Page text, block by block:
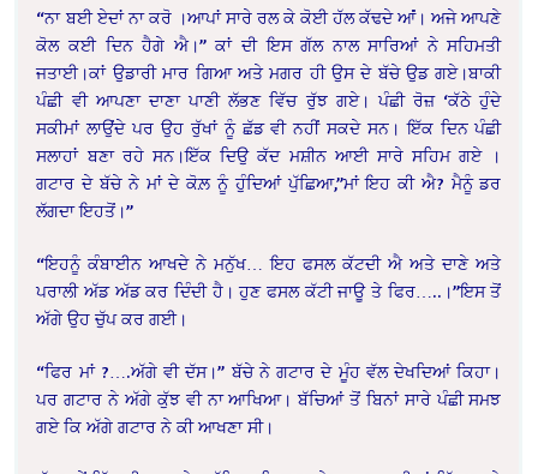
“ਨਾ ਬਈ ਏਦਾਂ ਨਾ ਕਰੋ ।ਆਪਾਂ ਸਾਰੇ ਰਲ ਕੇ ਕੋਈ ਹੱਲ ਕੱਢਦੇ ਆਂਂ। ਅਜੇ ਆਪਣੇ
ਕੋਲ ਕਈ ਦਿਨ ਹੈਗੇ ਐ।” ਕਾਂ ਦੀ ਇਸ ਗੱਲ ਨਾਲ ਸਾਰਿਆਂ ਨੇ ਸਹਿਮਤੀ
ਜਤਾਈ।ਕਾਂ ਉਡਾਰੀ ਮਾਰ ਗਿਆ ਅਤੇ ਮਗਰ ਹੀ ਉਸ ਦੇ ਬੱਚੇ ਉਡ ਗਏ।ਬਾਕੀ
ਪੰਛੀ ਵੀ ਆਪਣਾ ਦਾਣਾ ਪਾਣੀ ਲੱਭਣ ਵਿੱਚ ਰੁੱਝ ਗਏ। ਪੰਛੀ ਰੋਜ਼ ‘ਕੱਠੇ ਹੁੰਦੇ
ਸਕੀਮਾਂ ਲਾਉਂਦੇ ਪਰ ਉਹ ਰੁੱਖਾਂ ਨੂੰ ਛੱਡ ਵੀ ਨਹੀਂ ਸਕਦੇ ਸਨ। ਇੱਕ ਦਿਨ ਪੰਛੀ
ਸਲਾਹਾਂ ਬਣਾ ਰਹੇ ਸਨ।ਇੱਕ ਦਿਉ ਕੱਦ ਮਸ਼ੀਨ ਆਈ ਸਾਰੇ ਸਹਿਮ ਗਏ ।
ਗਟਾਰ ਦੇ ਬੱਚੇ ਨੇ ਮਾਂ ਦੇ ਕੋਲ਼ ਨੂੰ ਹੁੰਦਿਆਂ ਪੁੱਛਿਆ,”ਮਾਂ ਇਹ ਕੀ ਐ? ਮੈਨੂੰ ਡਰ
ਲੱਗਦਾ ਇਹਤੋਂ।”
“ਇਹਨੂੰ ਕੰਬਾਈਨ ਆਖਦੇ ਨੇ ਮਨੁੱਖ… ਇਹ ਫਸਲ ਕੱਟਦੀ ਐ ਅਤੇ ਦਾਣੇ ਅਤੇ
ਪਰਾਲੀ ਅੱਡ ਅੱਡ ਕਰ ਦਿੰਦੀ ਹੈ। ਹੁਣ ਫਸਲ ਕੱਟੀ ਜਾਊ ਤੇ ਫਿਰ…..।”ਇਸ ਤੋਂ
ਅੱਗੇ ਉਹ ਚੁੱਪ ਕਰ ਗਈ।
“ਫਿਰ ਮਾਂ ?….ਅੱਗੇ ਵੀ ਦੱਸ।” ਬੱਚੇ ਨੇ ਗਟਾਰ ਦੇ ਮੂੰਹ ਵੱਲ ਦੇਖਦਿਆਂ ਕਿਹਾ।
ਪਰ ਗਟਾਰ ਨੇ ਅੱਗੇ ਕੁੱਝ ਵੀ ਨਾ ਆਖਿਆ। ਬੱਚਿਆਂ ਤੋਂ ਬਿਨਾਂ ਸਾਰੇ ਪੰਛੀ ਸਮਝ
ਗਏ ਕਿ ਅੱਗੇ ਗਟਾਰ ਨੇ ਕੀ ਆਖਣਾ ਸੀ।